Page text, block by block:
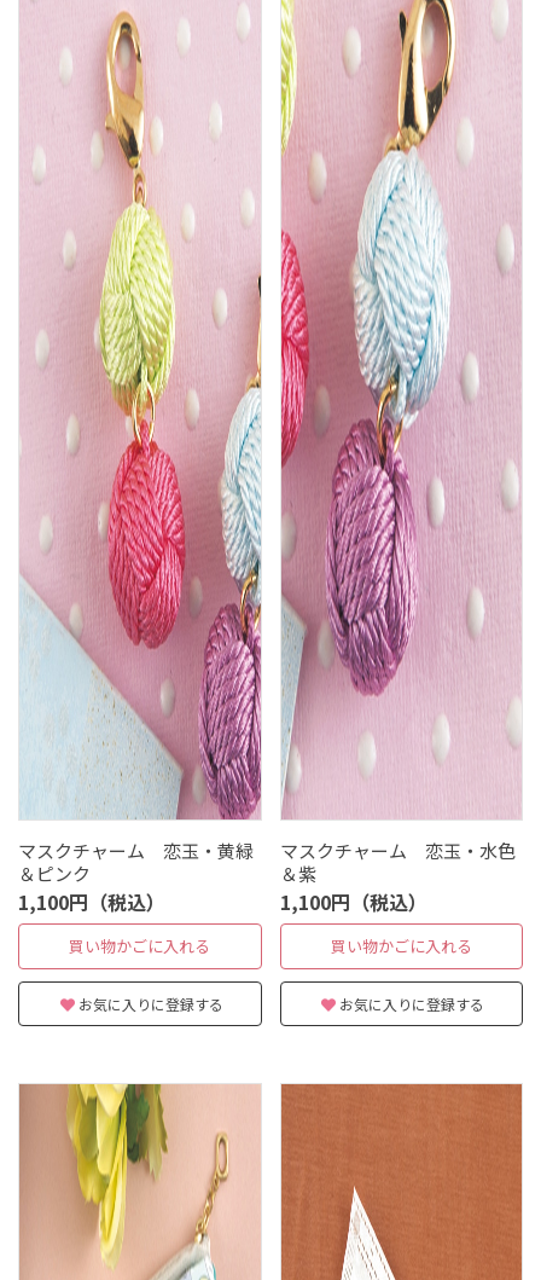
マスクチャーム 恋玉・黄緑
＆ピンク
1,100円（税込）
買い物かごに入れる
お気に入りに登録する
マスクチャーム 恋玉・水色
＆紫
1,100円（税込）
買い物かごに入れる
お気に入りに登録する